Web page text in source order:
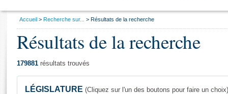
Général
Vous
Accueil Recherche sur... Résultats de la recherche
Résultats de la recherche
179881 résultats trouvés
LÉGISLATURE (Cliquez sur l'un des boutons pour faire un choix)